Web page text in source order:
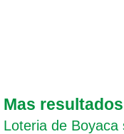
Mas resultados
Loteria de Boyaca